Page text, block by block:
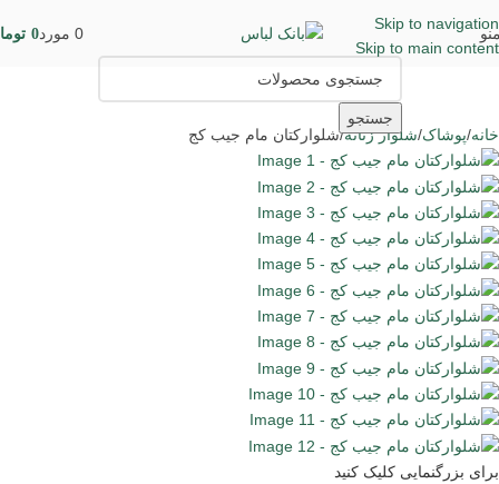
Skip to navigation
Skip to main content
0 مورد0
جستجو
خانه پوشاک شلوار زنانه شلوارکتان مام جیب کج
برای بزرگنمایی کلیک کنید